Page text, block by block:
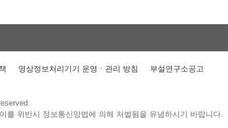
영상정보처리기기 운영ㆍ관리 방침 부설연구소공고
를 위반시 정보통신망법에 의해 처벌됨을 유념하시기 바랍니다.